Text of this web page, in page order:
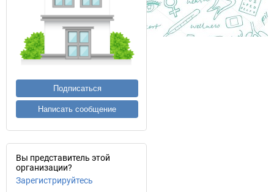
Подписаться
Написать сообщение
Вы представитель этой
организации?
Зарегистрируйтесь